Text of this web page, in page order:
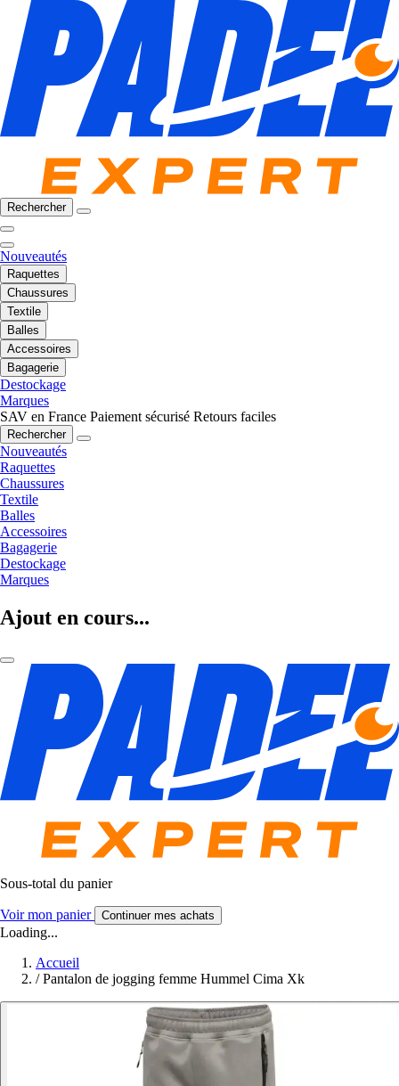
Rechercher
Nouveautés
Raquettes
Chaussures
Textile
Balles
Accessoires
Bagagerie
Destockage
Marques
SAV en France Paiement sécurisé Retours faciles
Rechercher
Nouveautés
Raquettes
Chaussures
Textile
Balles
Accessoires
Bagagerie
Destockage
Marques
Ajout en cours...
Sous-total du panier
Voir mon panier Continuer mes achats
Loading...
Accueil
/ Pantalon de jogging femme Hummel Cima Xk